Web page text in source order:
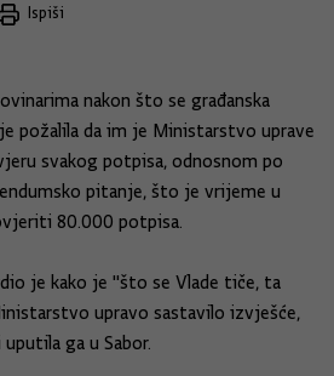
Ispiši
nakon što se građanska
požalila da im je Ministarstvo uprave
svakog potpisa, odnosnom po
pitanje, što je vrijeme u
80.000 potpisa.
je kako je "što se Vlade tiče, ta
upravo sastavilo izvješće,
ga u Sabor.